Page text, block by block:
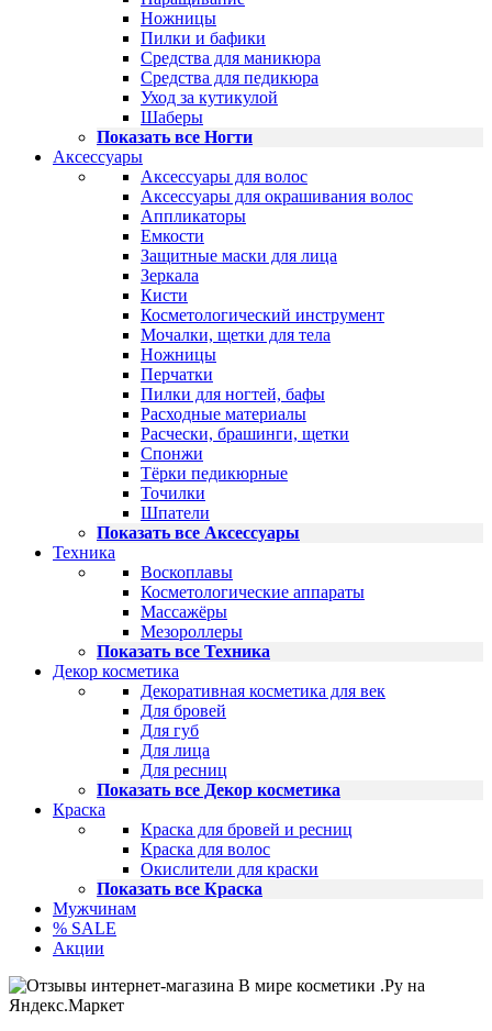
Ножницы
Пилки и бафики
Средства для маникюра
Средства для педикюра
Уход за кутикулой
Шаберы
Показать все Ногти
Аксессуары
Аксессуары для волос
Аксессуары для окрашивания волос
Аппликаторы
Емкости
Защитные маски для лица
Зеркала
Кисти
Косметологический инструмент
Мочалки, щетки для тела
Ножницы
Перчатки
Пилки для ногтей, бафы
Расходные материалы
Расчески, брашинги, щетки
Спонжи
Тёрки педикюрные
Точилки
Шпатели
Показать все Аксессуары
Техника
Воскоплавы
Косметологические аппараты
Массажёры
Мезороллеры
Показать все Техника
Декор косметика
Декоративная косметика для век
Для бровей
Для губ
Для лица
Для ресниц
Показать все Декор косметика
Краска
Краска для бровей и ресниц
Краска для волос
Окислители для краски
Показать все Краска
Мужчинам
% SALE
Акции